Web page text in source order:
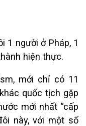
1 người ở Pháp, 1
hiện thực.
mới chỉ có 11
quốc tịch gặp
mới nhất “cấp
này, với một số